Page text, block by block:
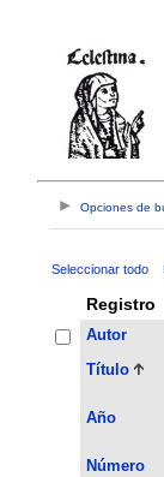
Opciones de
Seleccionar todo
Registro
Autor
Título
Año
Número